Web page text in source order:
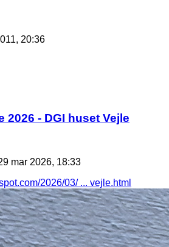
20:36
2026 - DGI huset Vejle
mar 2026, 18:33
2026/03/ ... vejle.html